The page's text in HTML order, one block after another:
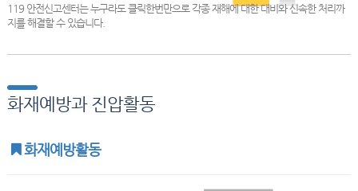
119 안전신고센터는 누구라도 클릭한번만으로 각종 재해에 대한 대비와 신속한 처리까
지를 해결할 수 있습니다.
화재예방과 진압활동
화재예방활동